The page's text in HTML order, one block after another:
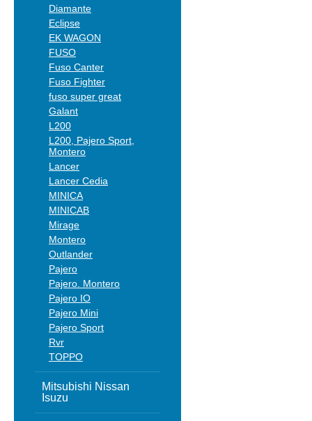
Diamante
Eclipse
EK WAGON
FUSO
Fuso Canter
Fuso Fighter
fuso super great
Galant
L200
L200, Pajero Sport,
Montero
Lancer
Lancer Cedia
MINICA
MINICAB
Mirage
Montero
Outlander
Pajero
Pajero. Montero
Pajero IO
Pajero Mini
Pajero Sport
Rvr
TOPPO
Mitsubishi Nissan
Isuzu